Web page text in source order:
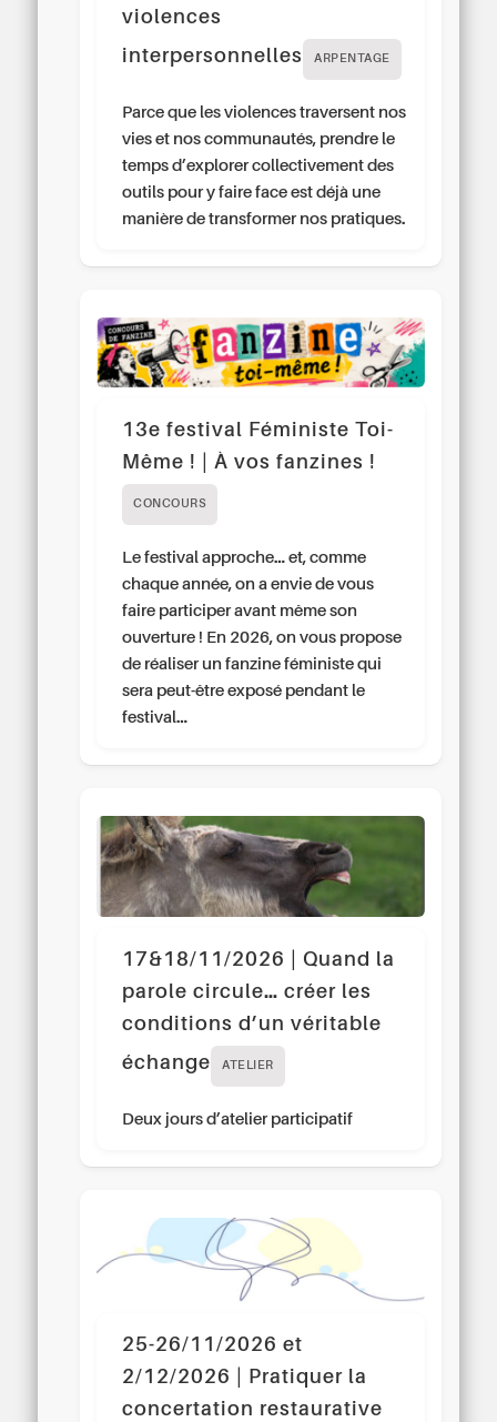
violences
interpersonnelles
ARPENTAGE
Parce que les violences traversent nos
vies et nos communautés, prendre le
temps d’explorer collectivement des
outils pour y faire face est déjà une
manière de transformer nos pratiques.
13e festival Féministe Toi-
Même ! | À vos fanzines !
CONCOURS
Le festival approche… et, comme
chaque année, on a envie de vous
faire participer avant même son
ouverture ! En 2026, on vous propose
de réaliser un fanzine féministe qui
sera peut-être exposé pendant le
festival…
17&18/11/2026 | Quand la
parole circule… créer les
conditions d’un véritable
échange
ATELIER
Deux jours d’atelier participatif
25-26/11/2026 et
2/12/2026 | Pratiquer la
concertation restaurative